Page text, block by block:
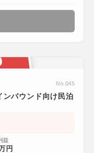
No.045
ンバウンド向け民泊
益
円